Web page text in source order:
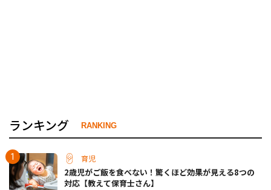
ランキング RANKING
育児
2歳児がご飯を食べない！驚くほど効果が見える8つの
対応【教えて保育士さん】